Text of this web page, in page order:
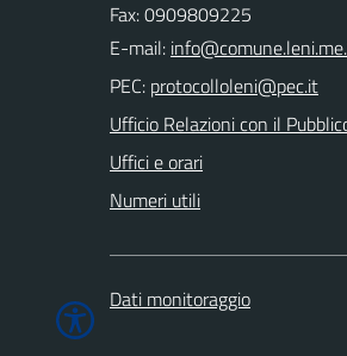
Fax: 0909809225
E-mail:
PEC:
Ufficio Relazioni con il
Uffici e orari
Numeri utili
Dati monitoraggio